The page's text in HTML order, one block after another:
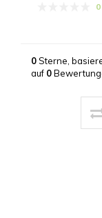
0
0Sterne,
auf 0